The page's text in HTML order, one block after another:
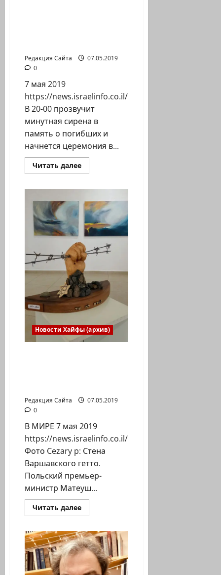
Редакция Сайта
07.05.2019
0
7 мая 2019
https://news.israelinfo.co.il/kaleidoscope/79351
В 20-00 прозвучит
минутная сирена в
память о погибших и
начнется церемония в...
Читать далееПрочитать
больше
павших
солдат
и
жертв
террора
начинается
в
Израиле
вечером
Новости Хайфы (архив)
Редакция Сайта
07.05.2019
0
В МИРЕ 7 мая 2019
https://news.israelinfo.co.il/world/79350
Фото Cezary p: Стена
Варшавского гетто.
Польский премьер-
министр Матеуш...
Читать далееПрочитать
больше
не
будет
выплачивать
компенсацию
жертвам
Холокоста